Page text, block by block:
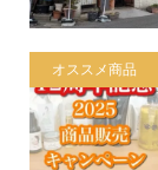
オススメ商品